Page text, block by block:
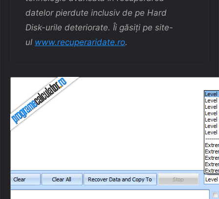
datelor pierdute inclusiv de pe Hard
Disk-urile deteriorate. Îi găsiți pe site-
ul www.recuperaridate.ro.